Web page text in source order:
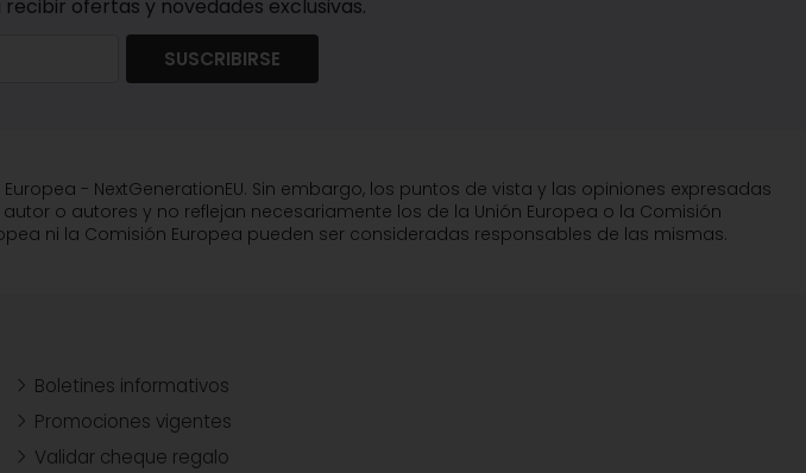
ofertas y novedades exclusivas.
SUSCRIBIRSE
- NextGenerationEU. Sin embargo, los puntos de vista y las opiniones expresadas
o autores y no reflejan necesariamente los de la Unión Europea o la Comisión
ni la Comisión Europea pueden ser consideradas responsables de las mismas.
Boletines informativos
Promociones vigentes
Validar cheque regalo